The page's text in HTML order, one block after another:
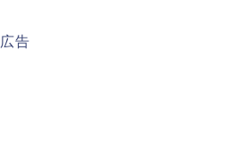
広告